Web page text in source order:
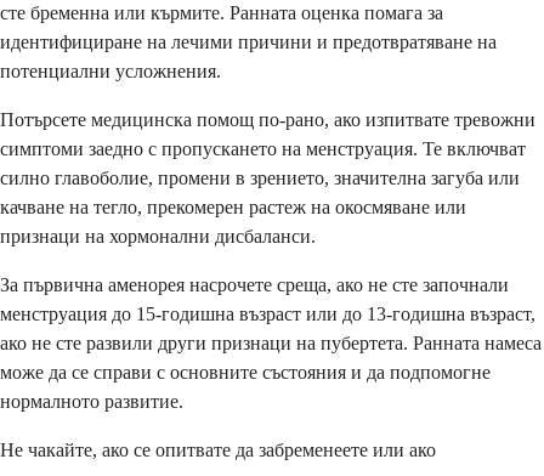
сте бременна или кърмите. Ранната оценка помага за
идентифициране на лечими причини и предотвратяване на
потенциални усложнения.
Потърсете медицинска помощ по-рано, ако изпитвате тревожни
симптоми заедно с пропускането на менструация. Те включват
силно главоболие, промени в зрението, значителна загуба или
качване на тегло, прекомерен растеж на окосмяване или
признаци на хормонални дисбаланси.
За първична аменорея насрочете среща, ако не сте започнали
менструация до 15-годишна възраст или до 13-годишна възраст,
ако не сте развили други признаци на пубертета. Ранната намеса
може да се справи с основните състояния и да подпомогне
нормалното развитие.
Не чакайте, ако се опитвате да забременеете или ако